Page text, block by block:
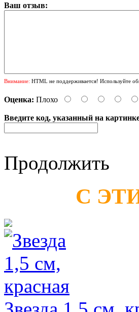
Ваш отзыв:
Внимание: HTML не поддерживается! Используйте
Оценка: Плохо
Введите код, указанный на
Продолжить
С